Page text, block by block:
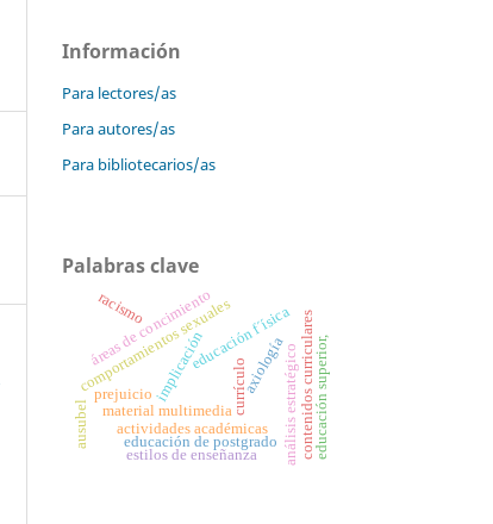
Información
Para lectores/as
Para autores/as
Para bibliotecarios/as
Palabras clave
currículo
implicación axiología
material multimedia
comportamientos sexuales análisis estratégico
actividades académicas contenidos curriculareseducación superior,
áreas de concimientoeducación f´ísica
educación de postgrado
estilos de enseñanza
racismo
prejuicio
ausubel